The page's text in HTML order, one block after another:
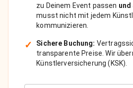
zu Deinem Event passen und
musst nicht mit jedem
kommunizieren.
✓ Sichere Buchung:
transparente Preise. Wir
Künstlerversicherung (KSK).